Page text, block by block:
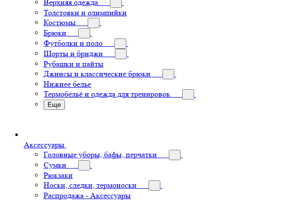
Верхняя одежда
Толстовки и олимпийки
Костюмы
Брюки
Футболки и поло
Шорты и бриджи
Рубашки и пайты
Джинсы и классические брюки
Нижнее белье
Термобельё и одежда для тренировок
Еще
Аксессуары
Головные уборы, бафы, перчатки
Сумки
Рюкзаки
Носки, следки, термоноски
Распродажа - Аксессуары